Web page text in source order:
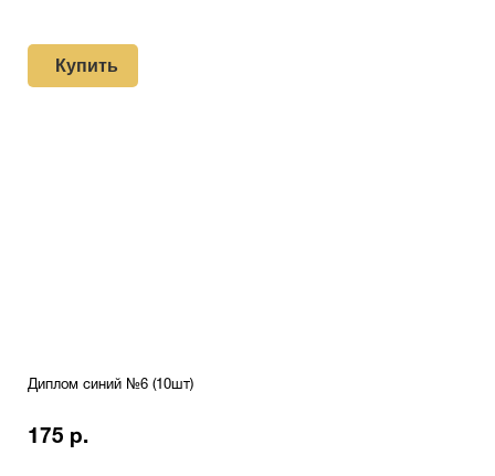
Купить
Диплом синий №6 (10шт)
175 р.